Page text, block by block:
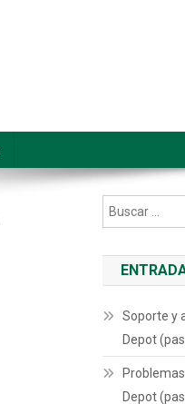
Soporte y
Depot
Depot